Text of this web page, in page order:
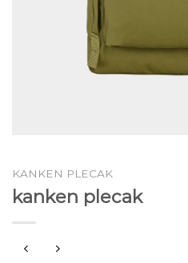
KANKEN PLECAK
kanken plecak